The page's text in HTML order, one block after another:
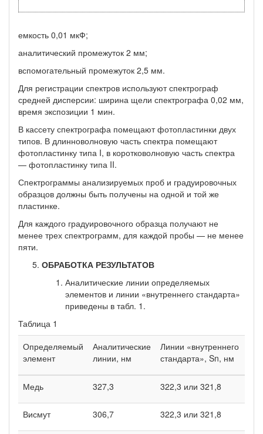
емкость 0,01 мкФ;
аналитический промежуток 2 мм;
вспомогательный промежуток 2,5 мм.
Для регистрации спектров используют спектрограф
средней дисперсии: ширина щели спектрографа 0,02 мм,
время экспози­ции 1 мин.
В кассету спектрографа помещают фотопластинки двух
типов. В длинноволновую часть спектра помещают
фотопластинку типа I, в коротковолновую часть спектра
— фотопластинку типа II.
Спектрограммы анализируемых проб и градуировочных
образ­цов должны быть получены на одной и той же
пластинке.
Для каждого градуировочного образца получают не
менее трех спектрограмм, для каждой пробы — не менее
пяти.
ОБРАБОТКА РЕЗУЛЬТАТОВ
Аналитические линии определяемых
элементов и линии «внутреннего стандарта»
приведены в табл. 1.
Таблица 1
Определяемый
элемент
Аналитические
линии, нм
Линии «внутреннего
стан­дарта», Sn, нм
Медь 327,3 322,3 или 321,8
Висмут 306,7 322,3 или 321,8